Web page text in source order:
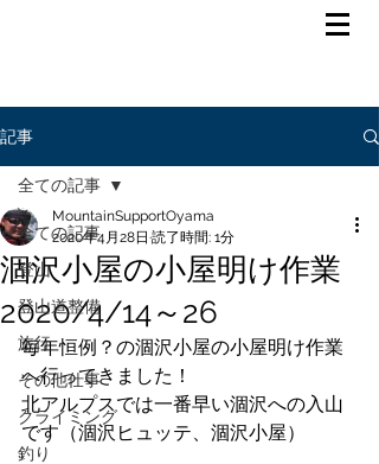
記事
全ての記事
登山
登山道整備
旅行
その他仕事
クライミング
釣り
全ての記事
涸沢小屋の小屋明け作業
2020/4/14～26
MountainSupportOyama
2020年4月28日 読了時間: 1分
毎年恒例？の涸沢小屋の小屋明け作業
へ行ってきました！
北アルプスでは一番早い涸沢への入山
です（涸沢ヒュッテ、涸沢小屋）